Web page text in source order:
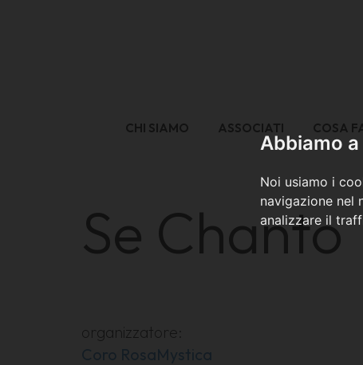
Abbiamo
Noi usiamo i
navigazione nel
analizzare il
CHI SIAMO ASSOCIATI COSA
Se Chanto
organizzatore:
Coro RosaMystica